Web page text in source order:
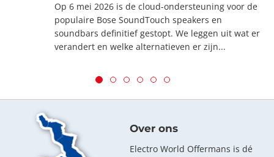
Op 6 mei 2026 is de cloud-ondersteuning voor de
populaire Bose SoundTouch speakers en
soundbars definitief gestopt. We leggen uit wat er
verandert en welke alternatieven er zijn...
Over ons
Electro World Offermans is dé